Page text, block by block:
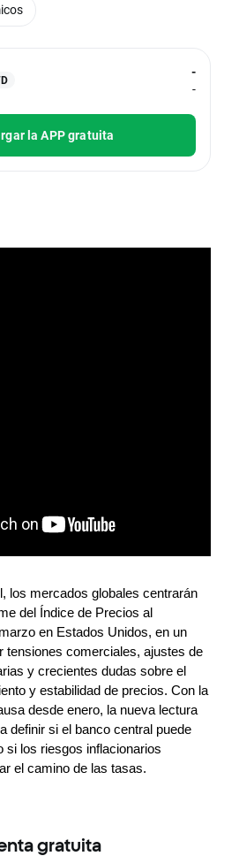
-
-
la APP gratuita
los mercados globales centrarán
del Índice de Precios al
en Estados Unidos, en un
tensiones comerciales, ajustes de
y crecientes dudas sobre el
y estabilidad de precios. Con la
desde enero, la nueva lectura
definir si el banco central puede
si los riesgos inflacionarios
el camino de las tasas.
gratuita